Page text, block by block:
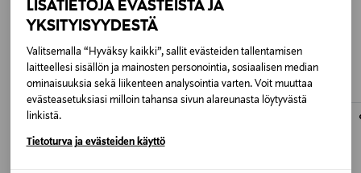
LISÄTIETOJA EVÄSTEISTÄ JA
YKSITYISYYDESTÄ
Valitsemalla “Hyväksy kaikki”, sallit evästeiden tallentamisen
laitteellesi sisällön ja mainosten personointia, sosiaalisen median
ominaisuuksia sekä liikenteen analysointia varten. Voit muuttaa
evästeasetuksiasi milloin tahansa sivun alareunasta löytyvästä
linkistä.
Tietoturva ja evästeiden käyttö
Valmistajan osoite
Lexington Company, St Eriksgatan 46 A, S-112 34
Stockholm, Sweden
Digitaalinen osoite
LISÄÄ KIINNOSTAVIA
TUOTTEITA